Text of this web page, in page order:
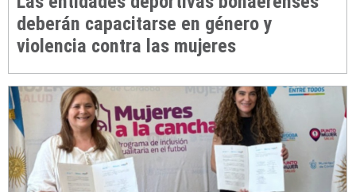
deberán capacitarse en género y
violencia contra las mujeres